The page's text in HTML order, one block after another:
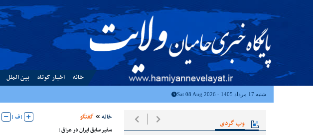
خانه اخبار کوتاه بین الملل
شنبه 17 مرداد 1405 - Sat 08 Aug 2026
وب گردی
خانه گفتگو |ف |
سفیر سابق ایران در عراق :